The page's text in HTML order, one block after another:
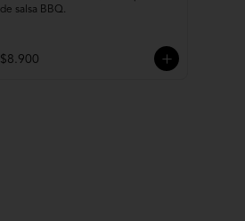
de salsa BBQ.
$8.900